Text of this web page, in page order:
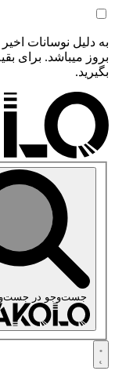
به دلیل نوسانات اخیر
بروز میباشد. برای
بگیرید.
جست‌وجو در